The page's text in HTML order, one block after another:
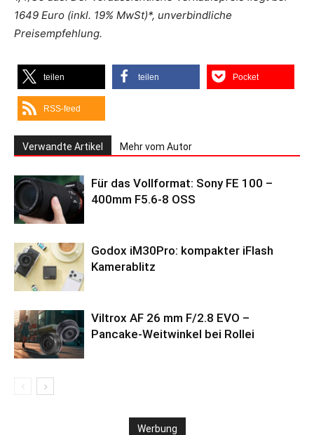
1649 Euro (inkl. 19% MwSt)*, unverbindliche
Preisempfehlung.
teilen teilen Pocket
RSS-feed
Verwandte Artikel Mehr vom Autor
Für das Vollformat: Sony FE 100 –
400mm F5.6-8 OSS
Godox iM30Pro: kompakter iFlash
Kamerablitz
Viltrox AF 26 mm F/2.8 EVO –
Pancake-Weitwinkel bei Rollei
Werbung